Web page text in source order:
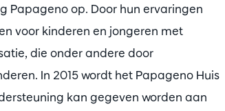
Papageno op. Door hun ervaringen
voor kinderen en jongeren met
die onder andere door
In 2015 wordt het Papageno Huis
kan gegeven worden aan